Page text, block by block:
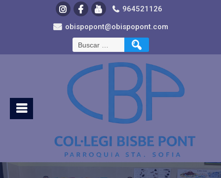
964521126
obispopont@obispopont.com